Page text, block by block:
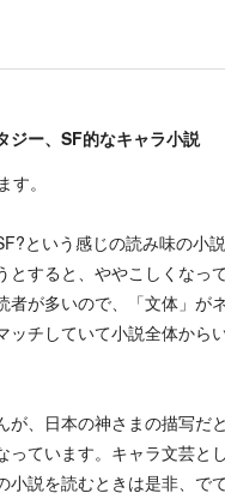
ジー、SF的なキャラ小説
。
という感じの読み味の小
すると、ややこしくなっ
が多いので、「文体」が
チしていて小説全体から
、日本の神さまの描写だ
ています。キャラ文芸と
説を読むときは是非、で